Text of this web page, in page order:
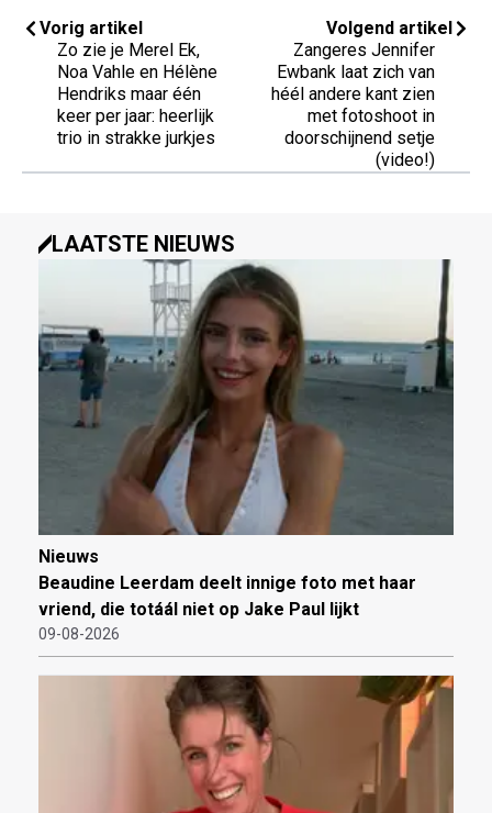
Vorig artikel
Zo zie je Merel Ek,
Noa Vahle en Hélène
Hendriks maar één
keer per jaar: heerlijk
trio in strakke jurkjes
Volgend artikel
Zangeres Jennifer
Ewbank laat zich van
héél andere kant zien
met fotoshoot in
doorschijnend setje
(video!)
LAATSTE NIEUWS
Nieuws
Beaudine Leerdam deelt innige foto met haar
vriend, die totáál niet op Jake Paul lijkt
09-08-2026